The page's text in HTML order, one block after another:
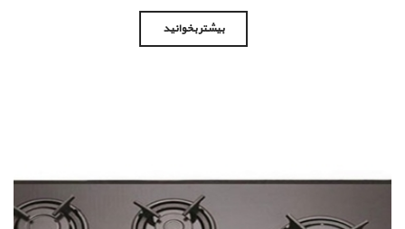
بیشتر بخوانید